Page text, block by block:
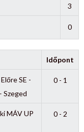
3
0
Időpont
SE -
Szeged
0 - 1
MÁV UP
0 - 2